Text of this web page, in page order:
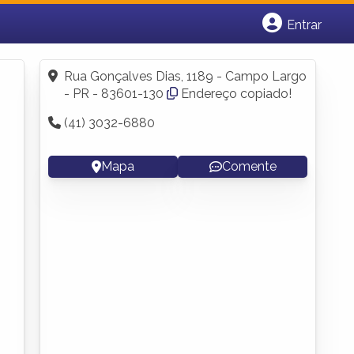
Entrar
Fazer login
Criar conta
Rua Gonçalves Dias, 1189 - Campo Largo
- PR - 83601-130
Endereço copiado!
(41) 3032-6880
Mapa Comente